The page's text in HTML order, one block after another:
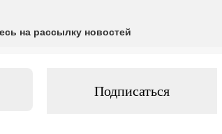
на рассылку новостей